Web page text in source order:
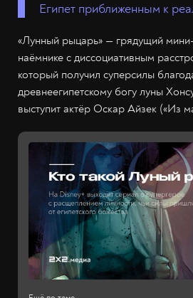
Египет приближенным к
«Лунный рыцарь» — грядущий
наёмнике с диссоциативным
который получил суперсилы
древнеегипетскому богу луны
выступит актёр Оскар Айзек («Из